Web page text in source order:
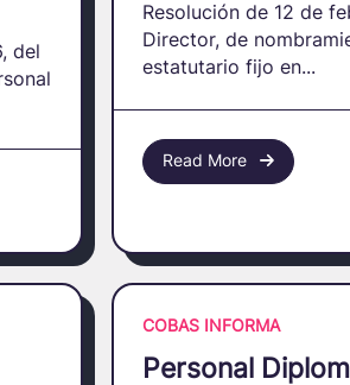
del
Resolución de 12 de
Director, de
estatutario fijo en...
Read More
COBAS INFORMA
Personal